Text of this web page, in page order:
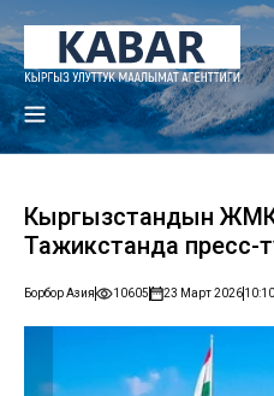
Кыргызстандын ЖМК
Тажикстанда пресс-
Борбор Азия 10605 23 Март 202610:10